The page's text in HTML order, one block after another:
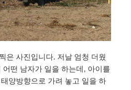
은 사진입니다. 저날 엄청 더웠
어떤 남자가 일을 하는데, 아이를
양방향으로 가려 놓고 일을 하